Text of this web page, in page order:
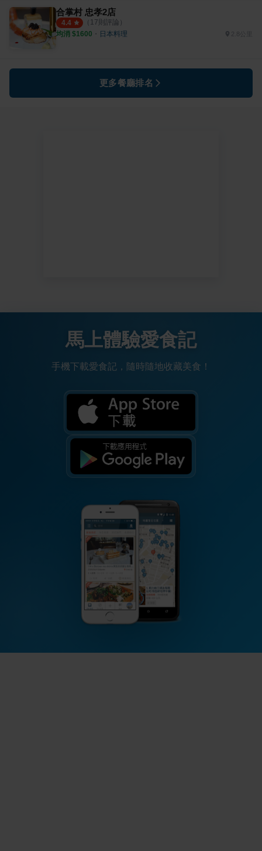
合掌村 忠孝2店
4.4 （ 17則評論）
均消 $1600 ・ 日本料理
更多餐廳排名
馬上體驗愛食記
手機下載愛食記，隨時隨地收藏美食！